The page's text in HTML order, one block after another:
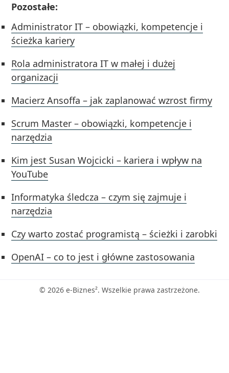
Pozostałe:
Administrator IT – obowiązki, kompetencje i
ścieżka kariery
Rola administratora IT w małej i dużej
organizacji
Macierz Ansoffa – jak zaplanować wzrost firmy
Scrum Master – obowiązki, kompetencje i
narzędzia
Kim jest Susan Wojcicki – kariera i wpływ na
YouTube
Informatyka śledcza – czym się zajmuje i
narzędzia
Czy warto zostać programistą – ścieżki i zarobki
OpenAI – co to jest i główne zastosowania
© 2026 e-Biznes². Wszelkie prawa zastrzeżone.